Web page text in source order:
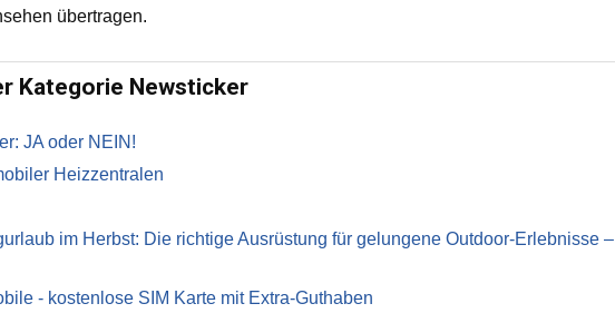
übertragen.
Kategorie Newsticker
JA oder NEIN!
Heizzentralen
im Herbst: Die richtige Ausrüstung für gelungene Outdoor-Erlebnisse –
- kostenlose SIM Karte mit Extra-Guthaben